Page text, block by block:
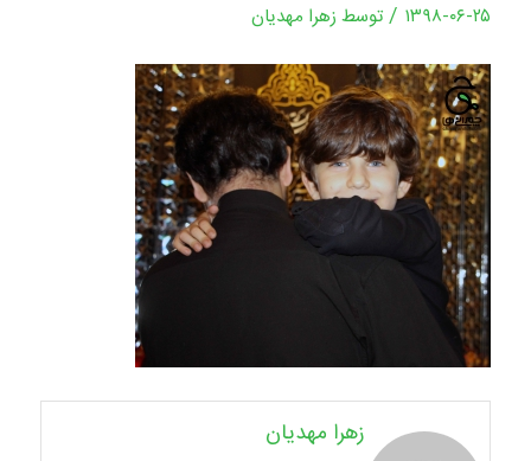
۱۳۹۸-۰۶-۲۵ / توسط زهرا مهدیان
زهرا مهدیان